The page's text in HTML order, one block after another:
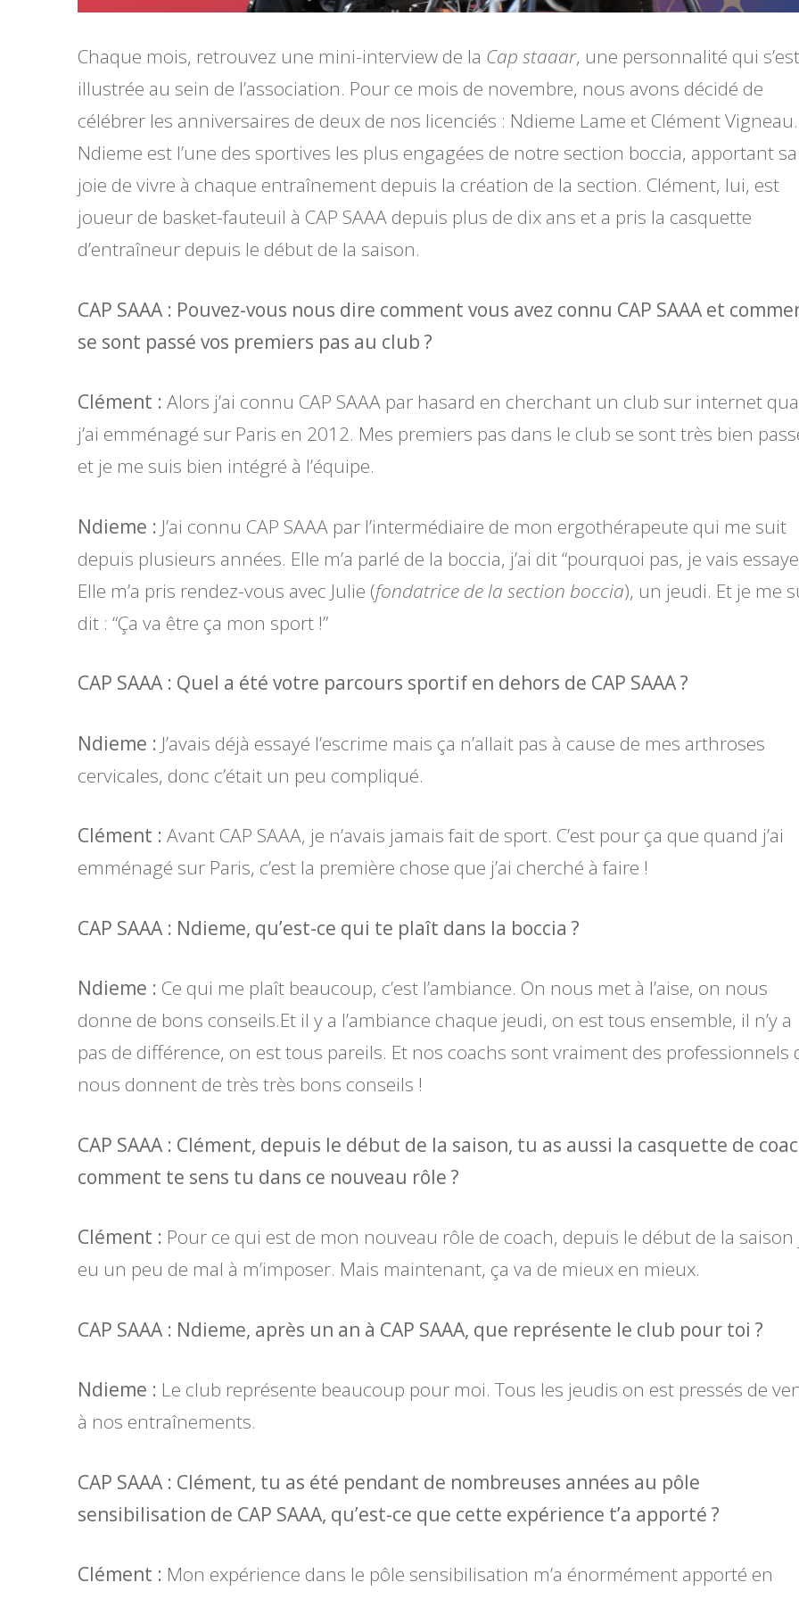
Chaque mois, retrouvez une mini-interview de la Cap staaar, une personnalité qui s’est
illustrée au sein de l’association. Pour ce mois de novembre, nous avons décidé de
célébrer les anniversaires de deux de nos licenciés : Ndieme Lame et Clément Vigneau.
Ndieme est l’une des sportives les plus engagées de notre section boccia, apportant sa
joie de vivre à chaque entraînement depuis la création de la section. Clément, lui, est
joueur de basket-fauteuil à CAP SAAA depuis plus de dix ans et a pris la casquette
d’entraîneur depuis le début de la saison.
CAP SAAA : Pouvez-vous nous dire comment vous avez connu CAP SAAA et
se sont passé vos premiers pas au club ?
Clément : Alors j’ai connu CAP SAAA par hasard en cherchant un club sur internet
j’ai emménagé sur Paris en 2012. Mes premiers pas dans le club se sont très bien
et je me suis bien intégré à l’équipe.
Ndieme : J’ai connu CAP SAAA par l’intermédiaire de mon ergothérapeute qui me suit
depuis plusieurs années. Elle m’a parlé de la boccia, j’ai dit “pourquoi pas, je vais
Elle m’a pris rendez-vous avec Julie (fondatrice de la section boccia), un jeudi. Et je me
dit : “Ça va être ça mon sport !”
CAP SAAA : Quel a été votre parcours sportif en dehors de CAP SAAA ?
Ndieme : J’avais déjà essayé l’escrime mais ça n’allait pas à cause de mes arthroses
cervicales, donc c’était un peu compliqué.
Clément : Avant CAP SAAA, je n’avais jamais fait de sport. C’est pour ça que quand j’ai
emménagé sur Paris, c’est la première chose que j’ai cherché à faire !
CAP SAAA : Ndieme, qu’est-ce qui te plaît dans la boccia ?
Ndieme : Ce qui me plaît beaucoup, c’est l’ambiance. On nous met à l’aise, on nous
donne de bons conseils.Et il y a l’ambiance chaque jeudi, on est tous ensemble, il n’y a
pas de différence, on est tous pareils. Et nos coachs sont vraiment des professionnels
nous donnent de très très bons conseils !
CAP SAAA : Clément, depuis le début de la saison, tu as aussi la casquette de
comment te sens tu dans ce nouveau rôle ?
Clément : Pour ce qui est de mon nouveau rôle de coach, depuis le début de la saison
eu un peu de mal à m’imposer. Mais maintenant, ça va de mieux en mieux.
CAP SAAA : Ndieme, après un an à CAP SAAA, que représente le club pour toi ?
Ndieme : Le club représente beaucoup pour moi. Tous les jeudis on est pressés de
à nos entraînements.
CAP SAAA : Clément, tu as été pendant de nombreuses années au pôle
sensibilisation de CAP SAAA, qu’est-ce que cette expérience t’a apporté ?
Clément : Mon expérience dans le pôle sensibilisation m’a énormément apporté en